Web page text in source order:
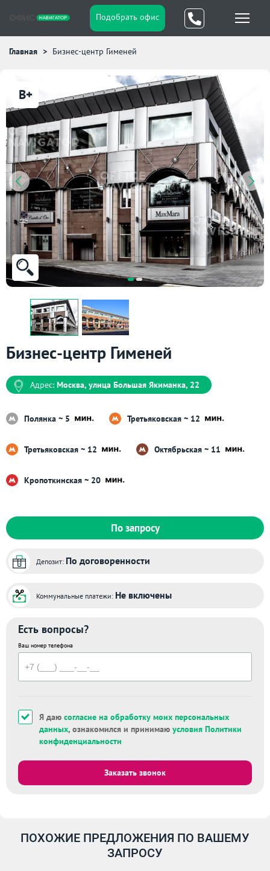
Подобрать офис
Главная Бизнес-центр Гименей
B+
Бизнес-центр Гименей
Адрес: Москва, улица Большая Якиманка, 22
Полянка ~ 5 Третьяковская ~ 12
Третьяковская ~ 12 Октябрьская ~ 11
Кропоткинская ~ 20
По запросу
Депозит: По договоренности
Коммунальные платежи: Не включены
Есть вопросы?
Ваш номер телефона
Я даю согласие на обработку моих персональных
данных, ознакомился и принимаю условия Политики
конфиденциальности
Заказать звонок
ПОХОЖИЕ ПРЕДЛОЖЕНИЯ ПО ВАШЕМУ
ЗАПРОСУ